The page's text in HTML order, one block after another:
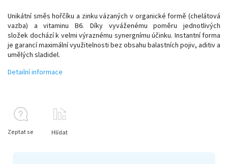
Unikátní směs hořčíku a zinku vázaných v organické formě (chelátová
vazba) a vitaminu B6. Díky vyváženému poměru jednotlivých
složek dochází k velmi výraznému synergnímu účinku. Instantní forma
je garancí maximální využitelnosti bez obsahu balastních pojiv, aditiv a
umělých sladidel.
Detailní informace
Zeptat se Hlídat